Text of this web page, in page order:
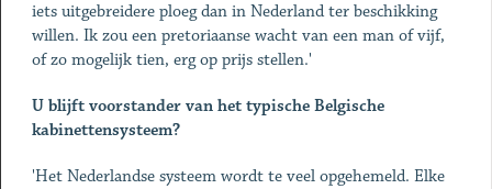
iets uitgebreidere ploeg dan in Nederland ter beschikking
willen. Ik zou een pretoriaanse wacht van een man of vijf,
of zo mogelijk tien, erg op prijs stellen.'
U blijft voorstander van het typische Belgische
kabinettensysteem?
'Het Nederlandse systeem wordt te veel opgehemeld. Elke